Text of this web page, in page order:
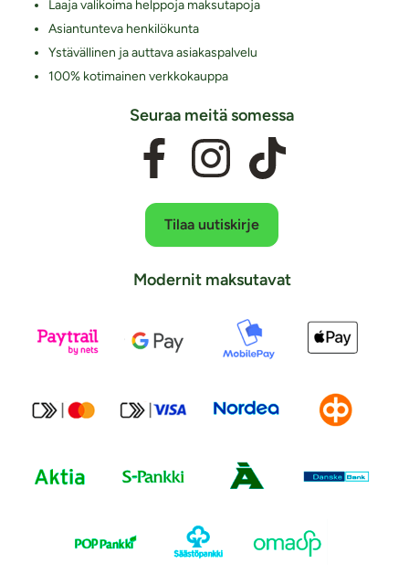
Laaja valikoima helppoja maksutapoja
Asiantunteva henkilökunta
Ystävällinen ja auttava asiakaspalvelu
100% kotimainen verkkokauppa
Seuraa meitä somessa
Tilaa uutiskirje
Modernit maksutavat